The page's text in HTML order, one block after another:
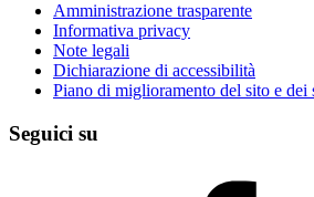
Amministrazione trasparente
Informativa privacy
Note legali
Dichiarazione di accessibilità
Piano di miglioramento del sito e dei
Seguici su